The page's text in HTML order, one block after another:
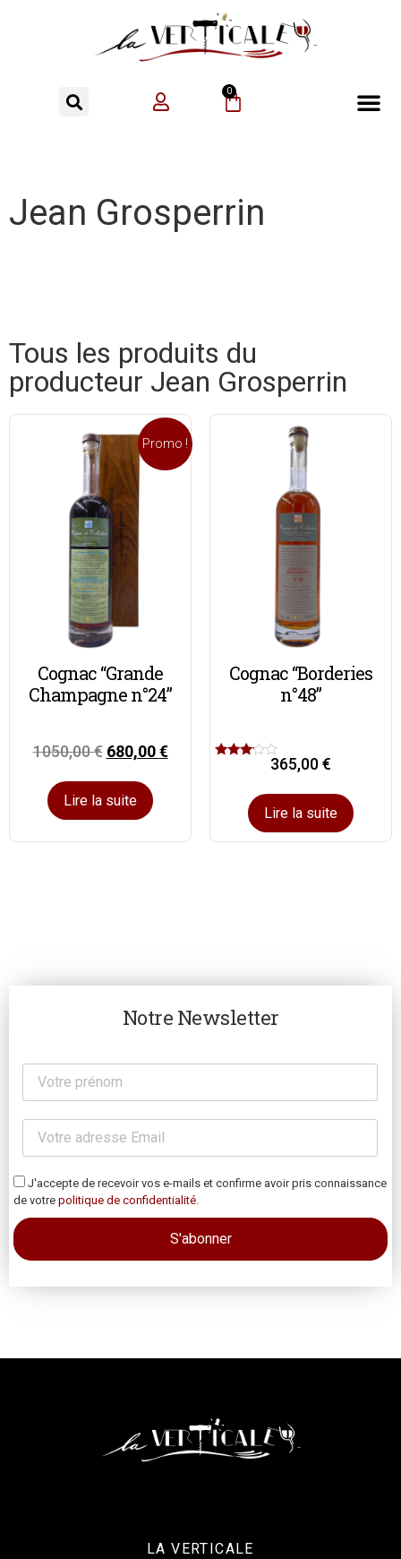
0
Jean Grosperrin
Tous les produits du
producteur Jean Grosperrin
Promo !
Cognac “Grande
Champagne n°24”
1050,00€ 680,00€
Lire la suite
Cognac “Borderies
n°48”
365,00€
Lire la suite
Notre Newsletter
J'accepte de recevoir vos e-mails et confirme avoir pris connaissance
de votre politique de confidentialité
LA VERTICALE